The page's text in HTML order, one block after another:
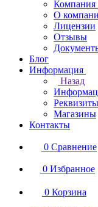
Компания
О
Лицензии
Отзывы
Блог
Информация
Назад
Реквизиты
Магазины
Контакты
0 Сравнение
0 Избранное
0 Корзина